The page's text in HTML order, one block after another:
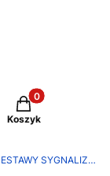
Produkty w
Koszyk
SYGNALIZATORY , ZESTAWY SYGNALIZATORÓW